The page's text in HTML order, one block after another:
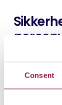
Consent
formål, blir
Brukere bør
håndteres,